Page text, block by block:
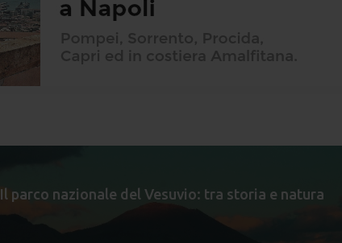
Il parco nazionale del Vesuvio: tra storia e natura